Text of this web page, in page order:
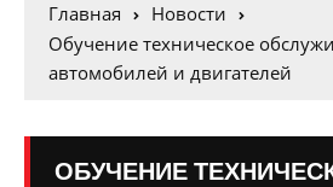
Главная
Новости
Обучение техническое
автомобилей и двигателей
ОБУЧЕНИЕ